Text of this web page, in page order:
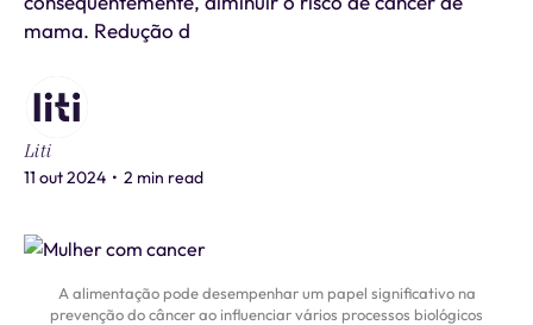
mama. Redução d
Liti
11 out 2024 • 2 min read
A alimentação pode desempenhar um papel significativo na
prevenção do câncer ao influenciar vários processos biológicos